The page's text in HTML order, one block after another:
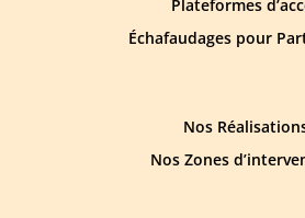
Plateformes
Échafaudages pour
Nos
Nos Zones